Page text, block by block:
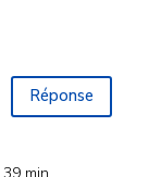
Réponse
min